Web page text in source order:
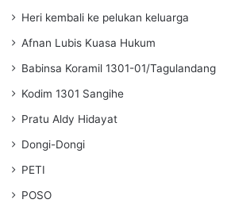
Heri kembali ke pelukan keluarga
Afnan Lubis Kuasa Hukum
Babinsa Koramil 1301-01/Tagulandang
Kodim 1301 Sangihe
Pratu Aldy Hidayat
Dongi-Dongi
PETI
POSO